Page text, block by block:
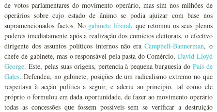
de votos parlamentares do movimento operário, mas sim nos milhões de
operários sobre cujo estado de ânimo se podia ajuizar com base nos
supramencionados factos. No gabinete liberal, que retomou os seus plenos
poderes imediatamente após a realização dos comícios eleitorais, o efectivo
dirigente dos assuntos políticos internos não eraCampbell-Bannerman, o
chefe de gabinete, mas o responsável pela pasta do Comércio, David Lloyd
George. Este, pelas suas origens, pertencia à pequena burguesia do País de
Gales. Defendeu, no gabinete, posições de um radicalismo extremo no que
respeitava à acção política a seguir, e aderiu ao princípio, tal como ele
próprio o formulou em dada oportunidade, de fazer ao movimento operário
todas as concessões que fossem possíveis sem se verificar a destruição